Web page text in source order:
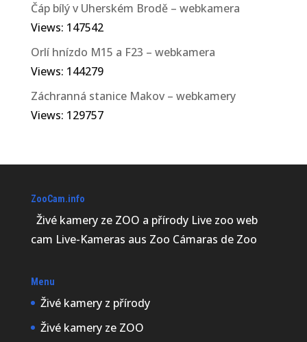
Čáp bílý v Uherském Brodě – webkamera
Views: 147542
Orlí hnízdo M15 a F23 – webkamera
Views: 144279
Záchranná stanice Makov – webkamery
Views: 129757
ZooCam.info
Živé kamery ze ZOO a přírody Live zoo web
cam Live-Kameras aus Zoo Cámaras de Zoo
Menu
Živé kamery z přírody
Živé kamery ze ZOO